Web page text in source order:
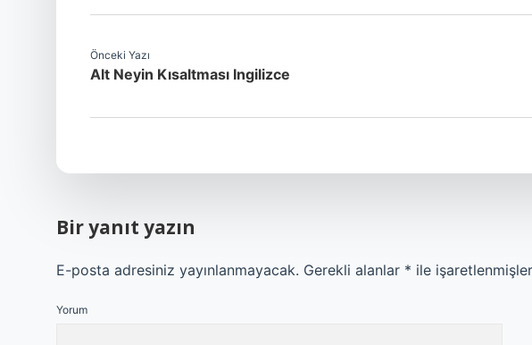
Önceki Yazı
Alt Neyin Kısaltması Ingilizce
Bir yanıt yazın
E-posta adresiniz yayınlanmayacak. Gerekli alanlar * ile
Yorum